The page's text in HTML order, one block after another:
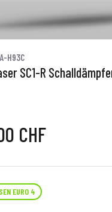
H93C
SC1-R
CHF
EURO 4